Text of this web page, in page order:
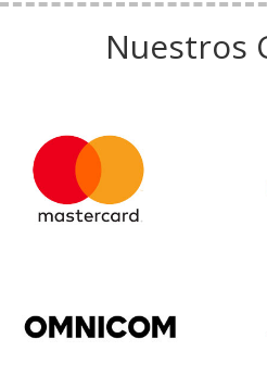
Nuestros